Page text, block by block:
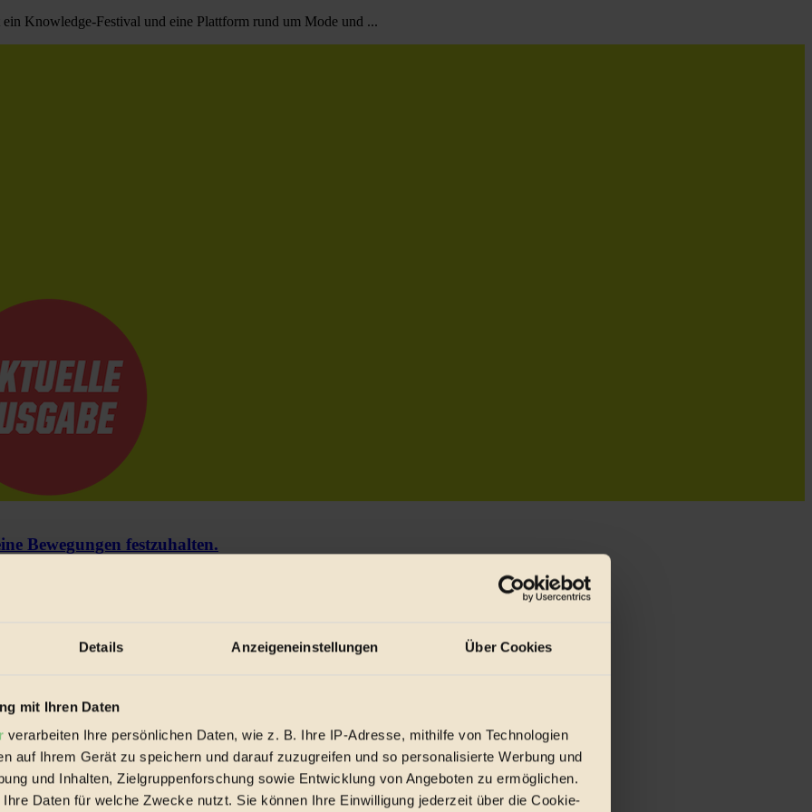
Details Anzeigeneinstellungen Über Cookies
mit Ihren Daten
verarbeiten Ihre persönlichen Daten, wie z. B. Ihre IP-Adresse, mithilfe von Technologien
auf Ihrem Gerät zu speichern und darauf zuzugreifen und so personalisierte Werbung und
und Inhalten, Zielgruppenforschung sowie Entwicklung von Angeboten zu ermöglichen.
Daten für welche Zwecke nutzt. Sie können Ihre Einwilligung jederzeit über die Cookie-
Knowledge-Festival und eine Plattform rund um Mode und ...
Bewegungen festzuhalten.
vorbeischauen.
oft zu Hause.
wieder zu dir zurückkommen.
& Ausgaben übersichtlich aufbereitet vom BIORAMA-Magazin per E-Mail.